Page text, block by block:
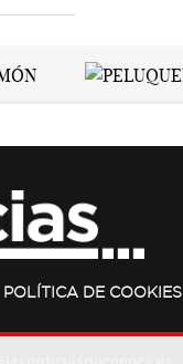
POLÍTICA DE COOKIES